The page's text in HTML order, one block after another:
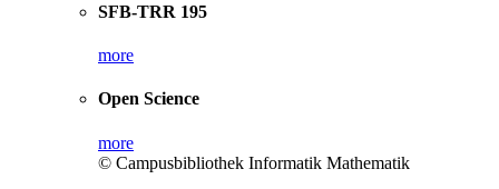
SFB-TRR 195
more
Open Science
more
© Campusbibliothek Informatik Mathematik